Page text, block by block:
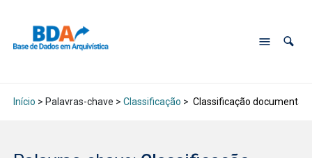
Início > Palavras-chave > Classificação > Classificação